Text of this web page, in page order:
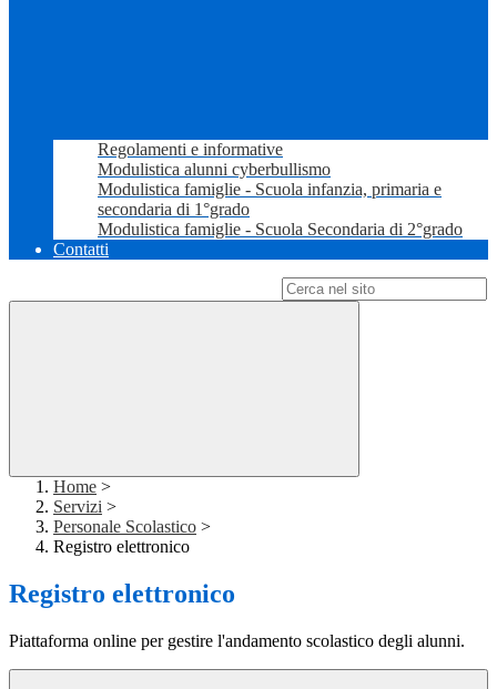
Regolamenti e informative
Modulistica alunni cyberbullismo
Modulistica famiglie - Scuola infanzia, primaria e
secondaria di 1°grado
Modulistica famiglie - Scuola Secondaria di 2°grado
Contatti
Home >
Servizi >
Personale Scolastico >
Registro elettronico
Registro elettronico
Piattaforma online per gestire l'andamento scolastico degli alunni.